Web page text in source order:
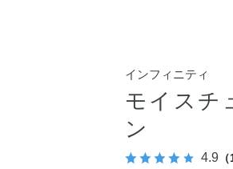
インフィニティ
モイスチ
ン
4.9